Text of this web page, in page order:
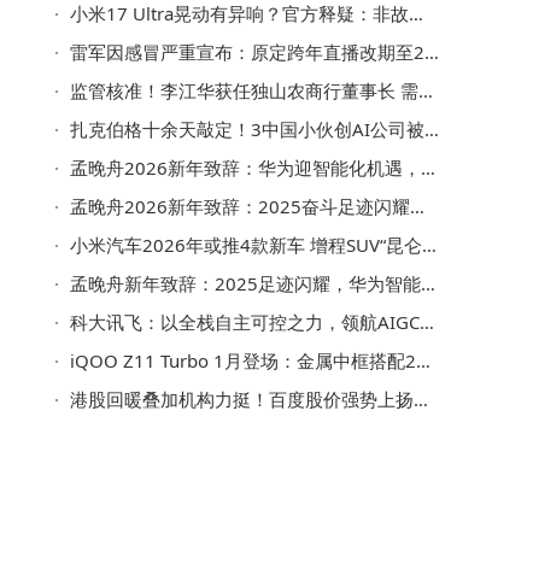
小米17 Ultra晃动有异响？官方释疑：非故障且不影响使用
雷军因感冒严重宣布：原定跨年直播改期至2026年1月3日晚7点
监管核准！李江华获任独山农商行董事长 需3个月内到任履职
扎克伯格十余天敲定！3中国小伙创AI公司被Meta超20亿美元收购，有争议
孟晚舟2026新年致辞：华为迎智能化机遇，多领域深耕共赴新程
孟晚舟2026新年致辞：2025奋斗足迹闪耀，共赴智能时代新征程
小米汽车2026年或推4款新车 增程SUV“昆仑”谍照曝光引关注
孟晚舟新年致辞：2025足迹闪耀，华为智能时代新征程全面启航
科大讯飞：以全栈自主可控之力，领航AIGC技术新征程
iQOO Z11 Turbo 1月登场：金属中框搭配2亿主摄，中端机市场再添劲旅
港股回暖叠加机构力挺！百度股价强势上扬，AI布局获高度认可